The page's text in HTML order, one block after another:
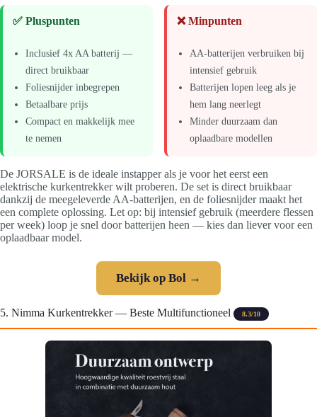
✅ Pluspunten
Inclusief 4x AA batterij —
direct bruikbaar
Foliesnijder inbegrepen
Betaalbare prijs
Compact en makkelijk mee
te nemen
❌ Minpunten
AA-batterijen verbruiken bij
intensief gebruik
Batterijen lopen leeg als je
hem lang neerlegt
Minder duurzaam dan
oplaadbare modellen
De JORSALE is de ideale instapper als je voor het eerst een
elektrische kurkentrekker wilt proberen. De set is direct bruikbaar
dankzij de meegeleverde AA-batterijen, en de foliesnijder maakt het
een complete oplossing. Let op: bij intensief gebruik (meerdere flessen
per week) loop je snel door batterijen heen — kies dan liever voor een
oplaadbaar model.
Bekijk op Bol →
5. Nimma Kurkentrekker — Beste Multifunctioneel 8.3/10